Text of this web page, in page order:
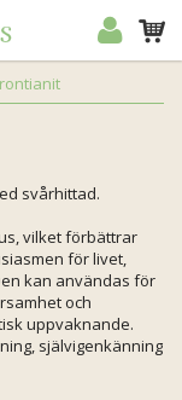
svårhittad.
vilket förbättrar
för livet,
kan användas för
och
uppvaknande.
självigenkänning